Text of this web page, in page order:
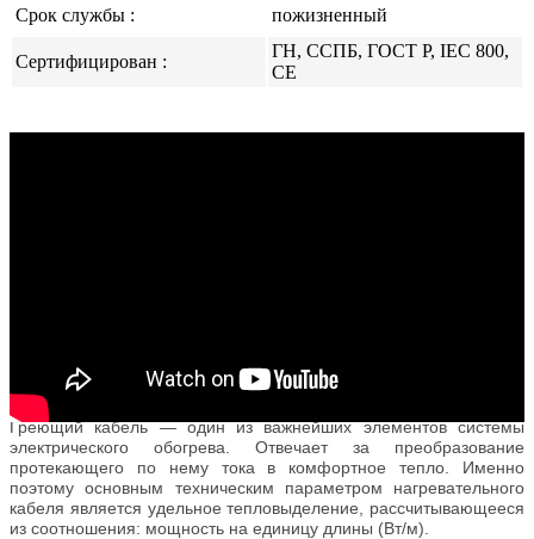
Срок службы :
пожизненный
Сертифицирован :
ГН, ССПБ, ГОСТ Р, IEC 800,
CE
Греющий кабель — один из важнейших элементов системы
электрического обогрева. Отвечает за преобразование
протекающего по нему тока в комфортное тепло. Именно
поэтому основным техническим параметром нагревательного
кабеля является удельное тепловыделение, рассчитывающееся
из соотношения: мощность на единицу длины (Вт/м).